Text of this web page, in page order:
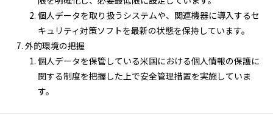
個人データを取り扱うシステムや、関連機器に導入するセ
キュリティ対策ソフトを最新の状態を保持しています。
外的環境の把握
個人データを保管している米国における個人情報の保護に
関する制度を把握した上で安全管理措置を実施していま
す。